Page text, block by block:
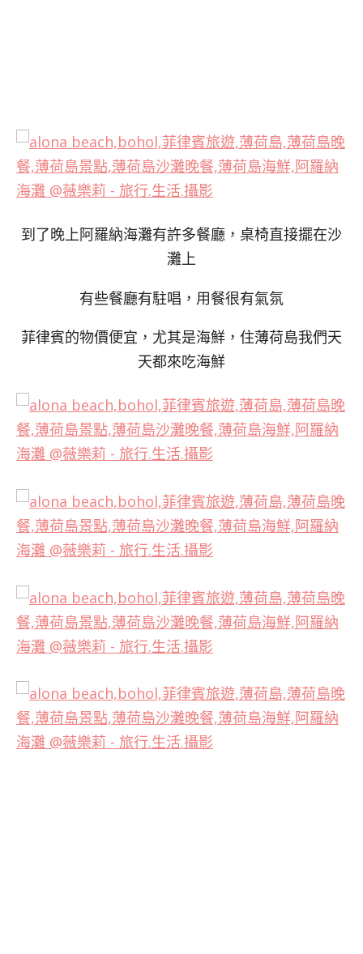
到了晚上阿羅納海灘有許多餐廳，桌椅直接擺在沙
灘上
有些餐廳有駐唱，用餐很有氣氛
菲律賓的物價便宜，尤其是海鮮，住薄荷島我們天
天都來吃海鮮